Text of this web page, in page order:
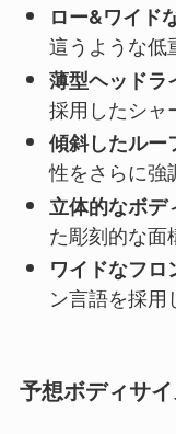
ロー&ワイド
這うような低
薄型ヘッドラ
採用したシャ
傾斜したルー
性をさらに強
立体的なボデ
た彫刻的な面
ワイドなフロ
ン言語を採用
予想ボディサ